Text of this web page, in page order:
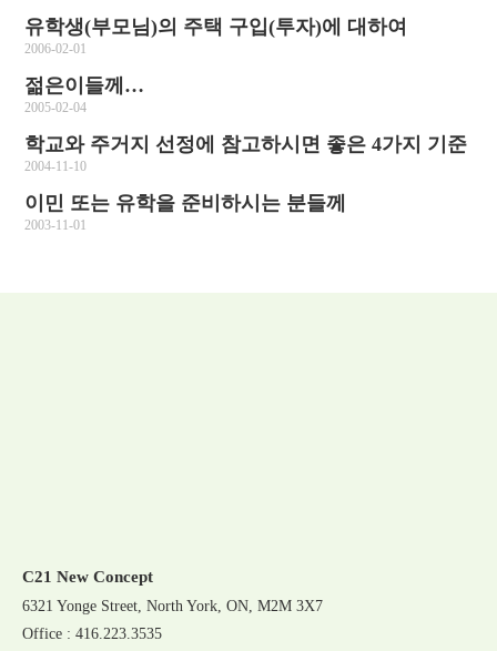
유학생(부모님)의 주택 구입(투자)에 대하여
2006-02-01
젊은이들께…
2005-02-04
학교와 주거지 선정에 참고하시면 좋은 4가지 기준
2004-11-10
이민 또는 유학을 준비하시는 분들께
2003-11-01
C21 New Concept
6321 Yonge Street, North York, ON, M2M 3X7
Office : 416.223.3535